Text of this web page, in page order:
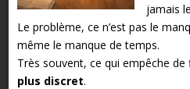
jamais
Le problème, ce n’est pas le
même le manque de temps.
Très souvent, ce qui empêche
plus discret.